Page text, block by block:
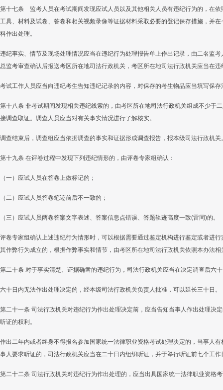
第十七条 监考人员在考试期间发现应试人员以及其他相关人员有违纪行为的，在
工具、材料及试卷、答卷和相关视频录像等证据材料采取必要的登记保存措施，并
料作出处理。
违纪事实、情节及现场处理情况应当在违纪行为处理报告单上作出记录，由二名监
总监考审查确认后报送考区所在地司法行政机关，考区所在地司法行政机关应当在
考试工作人员应当向违纪考生告知违纪记录的内容，对保存的考生物品应当填写保
第十八条 非考试期间发现相关违纪线索的，由考区所在地司法行政机关组成不少于
接调查取证。调查人员应当对有关事实情况进行了解核实。
调查结束后，调查组应当依据调查的事实和证据形成调查报告，报本级司法行政机
第十九条 在评卷过程中发现下列违纪情形的，由评卷专家组确认：
（一）应试人员在答卷上做标记的；
（二）应试人员答卷笔迹前后不一致的；
（三）应试人员两卷答案文字表述、答案信息点错误、答题轨迹高度一致(雷同)的。
评卷专家组确认上述违纪行为情形时，可以根据需要通过鉴定机构进行鉴定或者进
其作弊行为成立的，根据作弊事实和情节，由考区所在地司法行政机关依照本办法相
第二十条 对于事实清楚、证据确凿的违纪行为，司法行政机关应当在决定调查后六
六十日内无法作出处理决定的，经本级司法行政机关负责人批准，可以延长三十日。
第二十一条 司法行政机关对违纪行为作出处理决定前，应当告知当事人作出处理决
听证的权利。
作出二年内或者终身不得报名参加国家统一法律职业资格考试处理决定的，当事人
事人要求听证的，司法行政机关应当在二十日内组织听证，并于举行听证前七个工作
第二十二条 司法行政机关对违纪行为作出处理的，应当出具国家统一法律职业资格